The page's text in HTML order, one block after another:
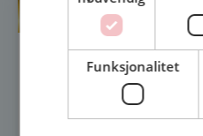
Funksjonalitet